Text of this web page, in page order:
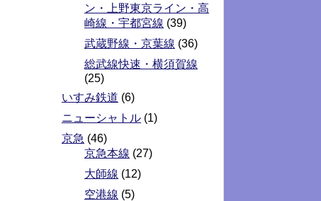
ン・上野東京ライン・高
崎線・宇都宮線 (39)
武蔵野線・京葉線 (36)
総武線快速・横須賀線
(25)
いすみ鉄道 (6)
ニューシャトル (1)
京急 (46)
京急本線 (27)
大師線 (12)
空港線 (5)